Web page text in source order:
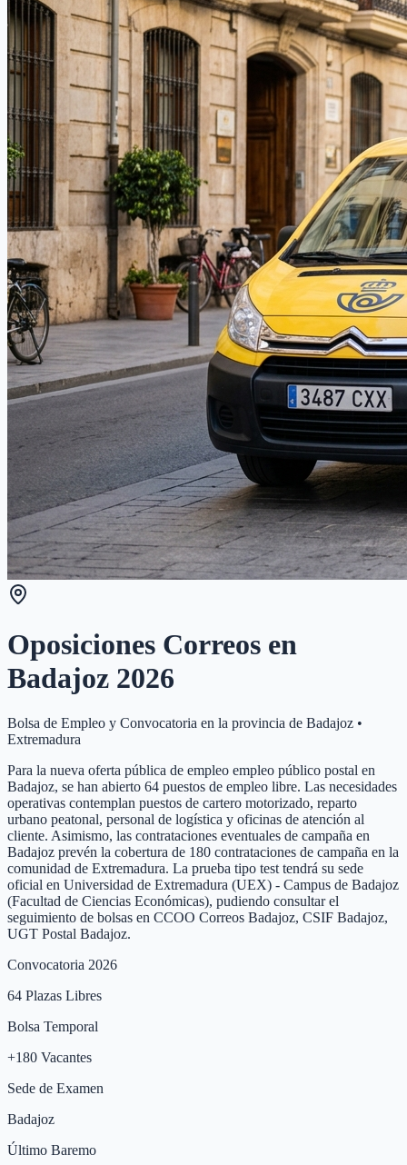
Oposiciones Correos en
Badajoz 2026
Bolsa de Empleo y Convocatoria en la provincia de Badajoz •
Extremadura
Para la nueva oferta pública de empleo empleo público postal en
Badajoz, se han abierto 64 puestos de empleo libre. Las necesidades
operativas contemplan puestos de cartero motorizado, reparto
urbano peatonal, personal de logística y oficinas de atención al
cliente. Asimismo, las contrataciones eventuales de campaña en
Badajoz prevén la cobertura de 180 contrataciones de campaña en la
comunidad de Extremadura. La prueba tipo test tendrá su sede
oficial en Universidad de Extremadura (UEX) - Campus de Badajoz
(Facultad de Ciencias Económicas), pudiendo consultar el
seguimiento de bolsas en CCOO Correos Badajoz, CSIF Badajoz,
UGT Postal Badajoz.
Convocatoria 2026
64 Plazas Libres
Bolsa Temporal
+180 Vacantes
Sede de Examen
Badajoz
Último Baremo